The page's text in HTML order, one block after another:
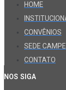
HOME
CONVÊNIOS
SEDE
CONTATO
NOS SIGA